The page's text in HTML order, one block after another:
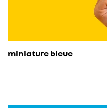
miniature bleue